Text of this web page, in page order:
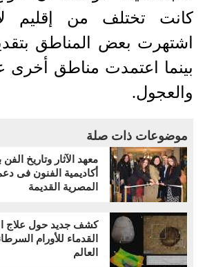
كانت تختلف من إقليم
اشتهرت بعض المناطق
بينما اعتمدت مناطق أخرى
والعجول.
موضوعات ذات صلة
معهد الآثار وتاريخ
أكاديمية الفنون فى
المصرية القديمة
كشف جديد حول علاج
القدماء للأورام
العالم